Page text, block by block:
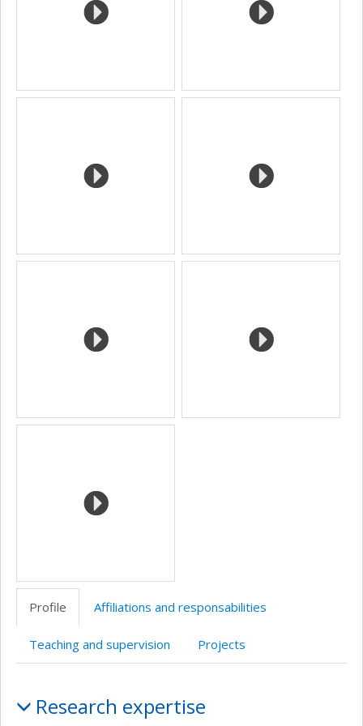
Profile Affiliations and responsabilities
Teaching and supervision Projects
Research expertise